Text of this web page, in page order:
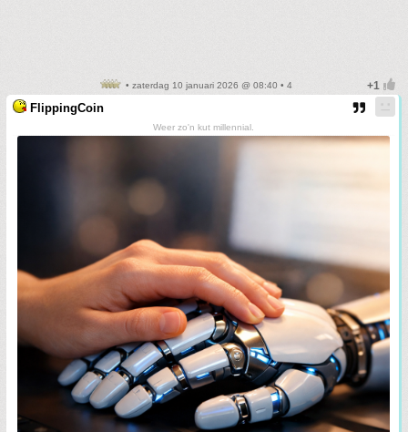
• zaterdag 10 januari 2026 @ 08:40 • 4
FlippingCoin
Weer zo'n kut millennial.